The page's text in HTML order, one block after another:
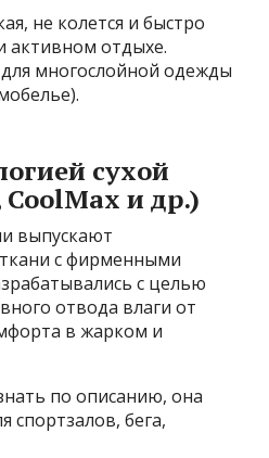
не колется и быстро
активном отдыхе.
многослойной одежды
сухой
и др.)
выпускают
с фирменными
с целью
отвода влаги от
в жарком и
по описанию, она
спортзалов, бега,